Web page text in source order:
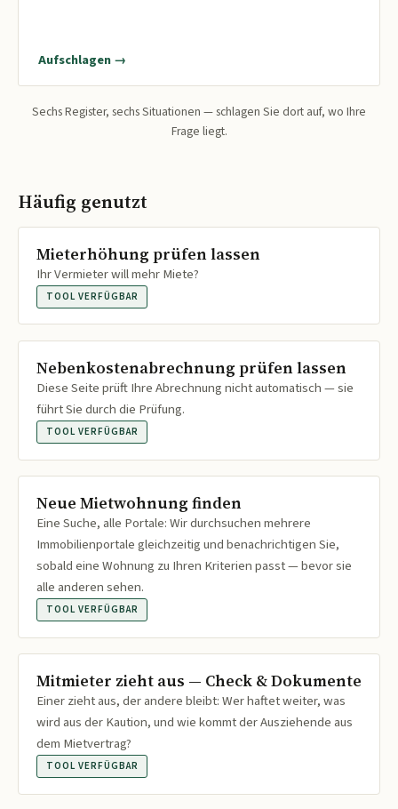
Aufschlagen →
Sechs Register, sechs Situationen — schlagen Sie dort auf, wo Ihre
Frage liegt.
Häufig genutzt
Mieterhöhung prüfen lassen
Ihr Vermieter will mehr Miete?
TOOL VERFÜGBAR
Nebenkostenabrechnung prüfen lassen
Diese Seite prüft Ihre Abrechnung nicht automatisch — sie
führt Sie durch die Prüfung.
TOOL VERFÜGBAR
Neue Mietwohnung finden
Eine Suche, alle Portale: Wir durchsuchen mehrere
Immobilienportale gleichzeitig und benachrichtigen Sie,
sobald eine Wohnung zu Ihren Kriterien passt — bevor sie
alle anderen sehen.
TOOL VERFÜGBAR
Mitmieter zieht aus — Check & Dokumente
Einer zieht aus, der andere bleibt: Wer haftet weiter, was
wird aus der Kaution, und wie kommt der Ausziehende aus
dem Mietvertrag?
TOOL VERFÜGBAR